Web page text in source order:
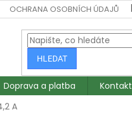
OCHRANA OSOBNÍCH ÚDAJŮ
HLEDAT
Doprava a platba Kontakt
A